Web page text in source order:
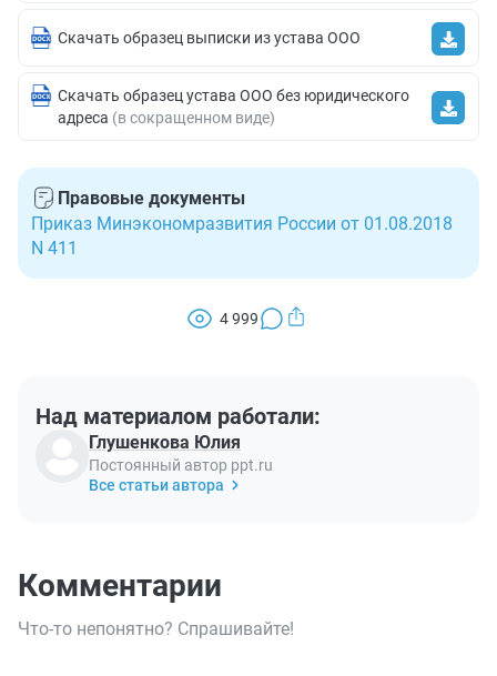
Скачать образец выписки из устава ООО
Скачать образец устава ООО без юридического
адреса (в сокращенном виде)
Правовые документы
Приказ Минэкономразвития России от 01.08.2018
N 411
4 999
Над материалом работали:
Глушенкова Юлия
Постоянный автор ppt.ru
Все статьи автора
Комментарии
Что-то непонятно? Спрашивайте!